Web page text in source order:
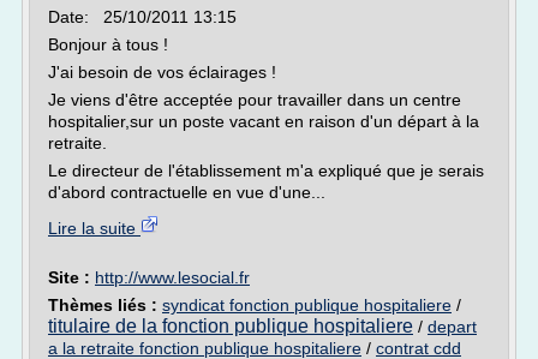
Date: 25/10/2011 13:15
Bonjour à tous !
J'ai besoin de vos éclairages !
Je viens d'être acceptée pour travailler dans un centre
hospitalier,sur un poste vacant en raison d'un départ à la
retraite.
Le directeur de l'établissement m'a expliqué que je serais
d'abord contractuelle en vue d'une...
Lire la suite
Site : http://www.lesocial.fr
Thèmes liés : syndicat fonction publique hospitaliere /
titulaire de la fonction publique hospitaliere / depart
a la retraite fonction publique hospitaliere / contrat cdd